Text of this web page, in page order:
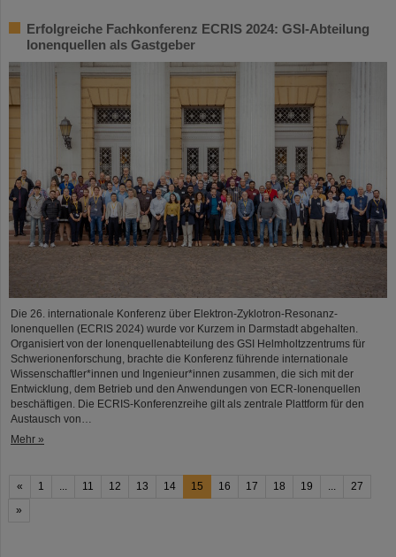
Erfolgreiche Fachkonferenz ECRIS 2024: GSI-Abteilung
Ionenquellen als Gastgeber
Die 26. internationale Konferenz über Elektron-Zyklotron-Resonanz-
Ionenquellen (ECRIS 2024) wurde vor Kurzem in Darmstadt abgehalten.
Organisiert von der Ionenquellenabteilung des GSI Helmholtzzentrums für
Schwerionenforschung, brachte die Konferenz führende internationale
Wissenschaftler*innen und Ingenieur*innen zusammen, die sich mit der
Entwicklung, dem Betrieb und den Anwendungen von ECR-Ionenquellen
beschäftigen. Die ECRIS-Konferenzreihe gilt als zentrale Plattform für den
Austausch von…
Mehr »
« 1 11 12 13 14 15 16 17 18 19
27
»